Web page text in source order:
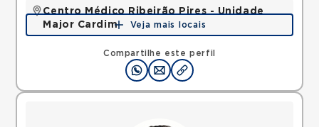
Compartilhe este perfil
Centro Médico Ribeirão Pires - Unidade
Major Cardim
Rua Major Cardim, Suissa, Ribeirao Pires, SP,
Mapa
Veja mais locais